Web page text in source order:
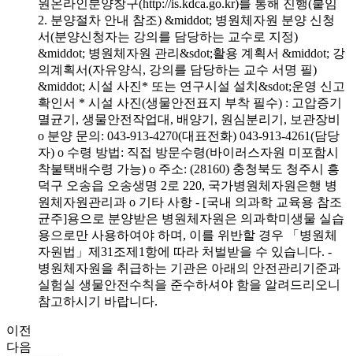
원온라인분양창구(http://is.kdca.go.kr)를 통해 진행(붙임
2. 분양절차 안내 참조) &middot; 병원체자원 분양 신청
서(분양신청자는 강의를 담당하는 교수로 지정)
&middot; 병원체자원 관리&sdot;활용 계획서 &middot; 강
의계획서(자유양식, 강의를 담당하는 교수 서명 필)
&middot; 시설 사진* 또는 연구시설 설치&sdot;운영 신고
확인서 * 시설 사진(생물안전표지 부착 필수) : 고압증기
멸균기, 생물안전작업대, 배양기, 원심분리기, 보관장비
o 분양 문의: 043-913-4270(대표전화) 043-913-4261(담당
자) o 수령 방법: 직접 방문수령(바이러스자원 미포함시
착불택배수령 가능) o 주소: (28160) 충청북도 청주시 흥
덕구 오송읍 오송생명 2로 220, 국가병원체자원은행 병
원체자원관리과 o 기타 사항 - [국내 의과학 교육용 참조
균주]용으로 분양받은 병원체자원은 의과학미생물 실습
용으로만 사용하여야 하며, 이를 위반할 경우 「병원체
자원법」제31조제1항에 따라 처벌받을 수 있습니다. -
병원체자원을 취급하는 기관은 아래의 안전관리기준과
실험실 생물안전수칙을 준수하셔야 함을 알려드리오니
참고하시기 바랍니다.
이전
다음